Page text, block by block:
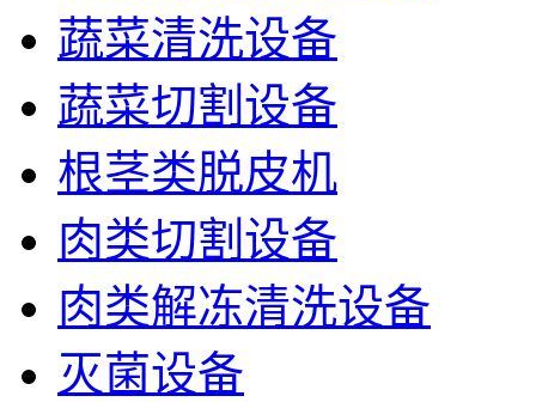
蔬菜清洗设备
蔬菜切割设备
根茎类脱皮机
肉类切割设备
肉类解冻清洗设备
灭菌设备